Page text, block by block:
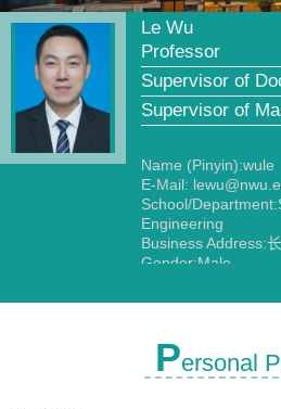
Le Wu
Professor
Supervisor of
Supervisor of
Name (Pinyin):wule
E-Mail:
School/
Engineering
Business Address:
Gender:Male
Degree:Doctoral
Academic Titles:系主
Other Post:无
Alma Mater:Xi'an
Personal